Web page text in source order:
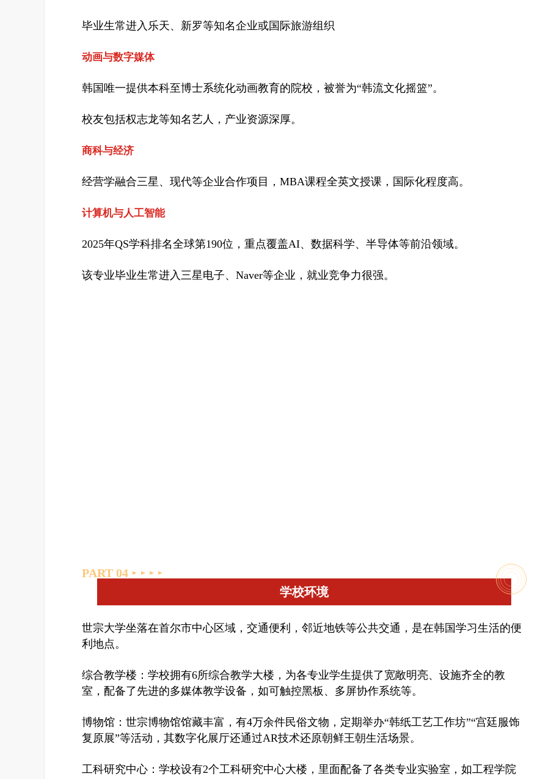
毕业生常进入乐天、新罗等知名企业或国际旅游组织
动画与数字媒体
韩国唯一提供本科至博士系统化动画教育的院校，被誉为“韩流文化摇篮”。
校友包括权志龙等知名艺人，产业资源深厚。
商科与经济
经营学融合三星、现代等企业合作项目，MBA课程全英文授课，国际化程度高。
计算机与人工智能
2025年QS学科排名全球第190位，重点覆盖AI、数据科学、半导体等前沿领域。
该专业毕业生常进入三星电子、Naver等企业，就业竞争力很强。
PART 04
学校环境
世宗大学坐落在首尔市中心区域，交通便利，邻近地铁等公共交通，是在韩国学习生活的便
利地点。
综合教学楼：学校拥有6所综合教学大楼，为各专业学生提供了宽敞明亮、设施齐全的教
室，配备了先进的多媒体教学设备，如可触控黑板、多屏协作系统等。
博物馆：世宗博物馆馆藏丰富，有4万余件民俗文物，定期举办“韩纸工艺工作坊”“宫廷服饰
复原展”等活动，其数字化展厅还通过AR技术还原朝鲜王朝生活场景。
工科研究中心：学校设有2个工科研究中心大楼，里面配备了各类专业实验室，如工程学院